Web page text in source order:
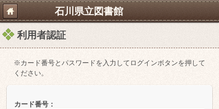
石川県立図書館
利用者認証
※カード番号とパスワードを入力してログインボタンを押して
ください。
カード番号：